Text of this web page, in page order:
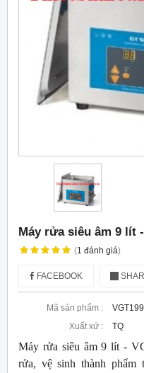
Máy rửa siêu âm 9 lít -
(1 đánh giá)
FACEBOOK
Mã sản phẩm :
Xuất xứ :
TQ
Máy rửa siêu âm 9 lít -
rửa, vệ sinh thành phẩm